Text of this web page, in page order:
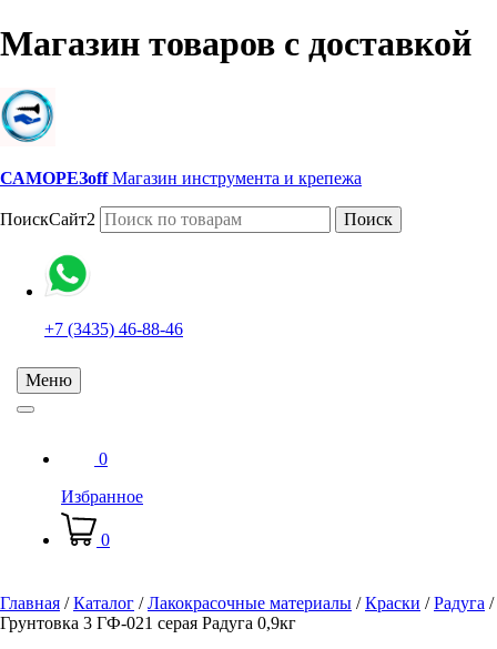
Магазин товаров с доставкой
САМОРЕЗoff Магазин инструмента и крепежа
ПоискСайт2 Поиск
+7 (3435) 46-88-46
Меню
0
Избранное
0
Главная /Каталог /Лакокрасочные материалы /Краски /Радуга /
Грунтовка 3 ГФ-021 серая Радуга 0,9кг